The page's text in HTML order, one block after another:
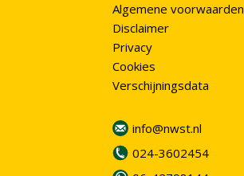
Algemene voorwaarden
Disclaimer
Privacy
Cookies
Verschijningsdata
info@nwst.nl
024-3602454